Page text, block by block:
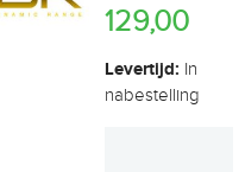
129,00
Levertijd: In
nabestelling